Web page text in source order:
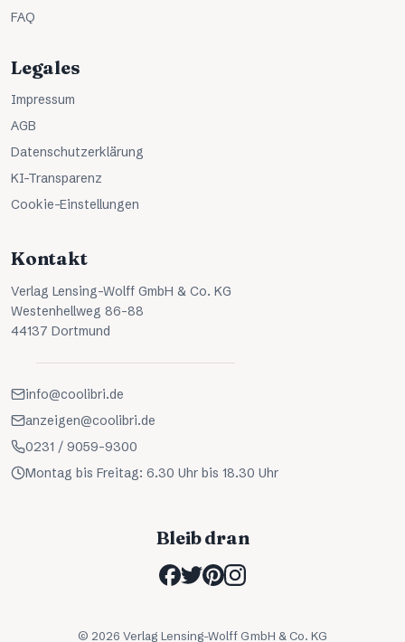
FAQ
Legales
Impressum
AGB
Datenschutzerklärung
KI-Transparenz
Cookie-Einstellungen
Kontakt
Verlag Lensing-Wolff GmbH & Co. KG
Westenhellweg 86-88
44137 Dortmund
info@coolibri.de
anzeigen@coolibri.de
0231 / 9059-9300
Montag bis Freitag: 6.30 Uhr bis 18.30 Uhr
Bleib dran
© 2026 Verlag Lensing-Wolff GmbH & Co. KG